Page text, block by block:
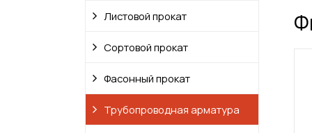
Листовой прокат
Сортовой прокат
Фасонный прокат
Трубопроводная арматура